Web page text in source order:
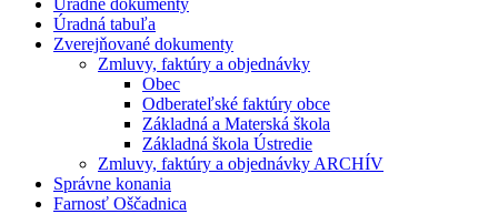
Úradná tabuľa
Zverejňované dokumenty
Zmluvy, faktúry a objednávky
Obec
Odberateľské faktúry obce
Základná a Materská škola
Základná škola Ústredie
Zmluvy, faktúry a objednávky ARCHÍV
Správne konania
Farnosť Oščadnica